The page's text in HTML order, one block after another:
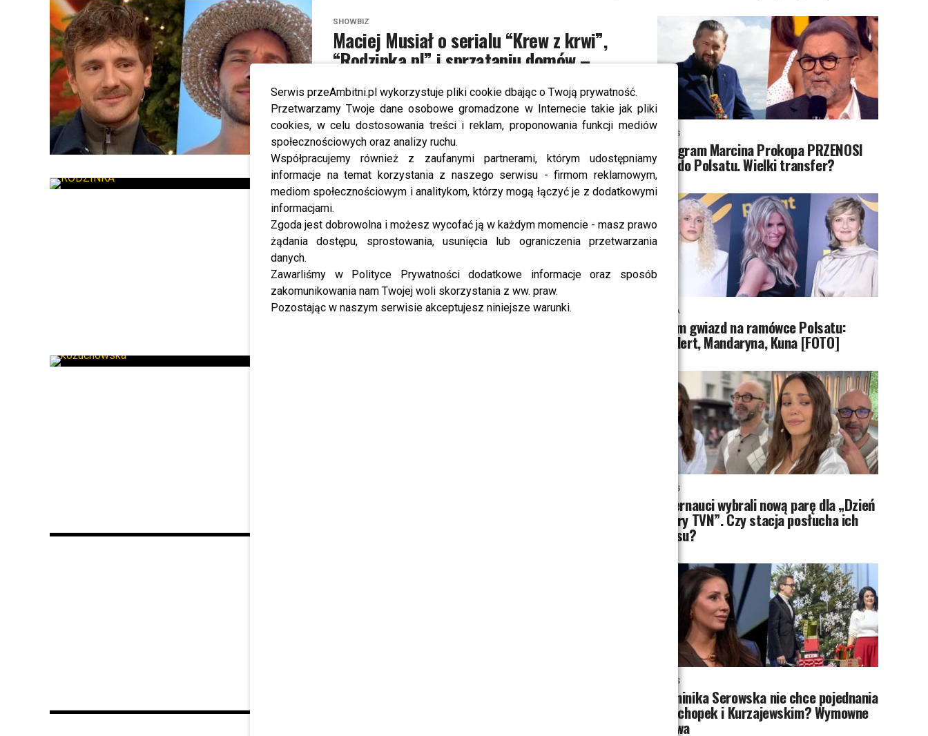
Serwis przeAmbitni.pl wykorzystuje pliki cookie dbając o Twoją prywatność.
Przetwarzamy Twoje dane osobowe gromadzone w Internecie takie jak pliki
cookies, w celu dostosowania treści i reklam, proponowania funkcji mediów
społecznościowych oraz analizy ruchu.
Współpracujemy również z zaufanymi partnerami, którym udostępniamy
informacje na temat korzystania z naszego serwisu - firmom reklamowym,
mediom społecznościowym i analitykom, którzy mogą łączyć je z dodatkowymi
informacjami.
Zgoda jest dobrowolna i możesz wycofać ją w każdym momencie - masz prawo
żądania dostępu, sprostowania, usunięcia lub ograniczenia przetwarzania
danych.
Zawarliśmy w Polityce Prywatności dodatkowe informacje oraz sposób
zakomunikowania nam Twojej woli skorzystania z ww. praw.
Pozostając w naszym serwisie akceptujesz niniejsze warunki.
SHOWBIZ
Maciej Musiał o serialu “Krew z krwi”,
“Rodzinka.pl” i sprzątaniu domów –
poznaj szczegóły!
Maciej Musiał znów przyciąga uwagę swoich fanów
– tym razem nietypową aukcją WOŚP i długo
wyczekiwanymi powrotami hitowych seriali. Aktor
z humorem zdradza szczegóły o sprzątaniu...
To koniec serialu “Rodzinka.pl”? My
znamy prawdę!
Pomimo ogromnej popularności serialu
“Rodzinka.pl” serial może zniknąć z anteny! Co
miałoby być tego przyczyną? “Rodzinka.pl” to
serial uwielbiany przez widzów, jednak media
NEWS
Program Marcina Prokopa PRZENOSI
SIĘ do Polsatu. Wielki transfer?
MODA
Tłum gwiazd na ramówce Polsatu:
Englert, Mandaryna, Kuna [FOTO]
NEWS
Internauci wybrali nową parę dla „Dzień
dobry TVN”. Czy stacja posłucha ich
głosu?
NEWS
Dominika Serowska nie chce pojednania
z Cichopek i Kurzajewskim? Wymowne
słowa